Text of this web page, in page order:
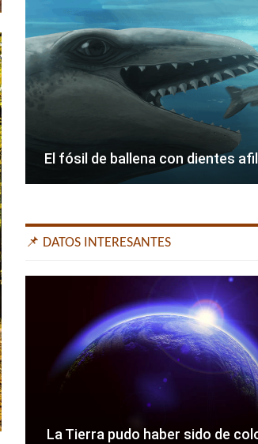
El fósil de ballena con dientes
📌 DATOS INTERESANTES
La Tierra pudo haber sido de